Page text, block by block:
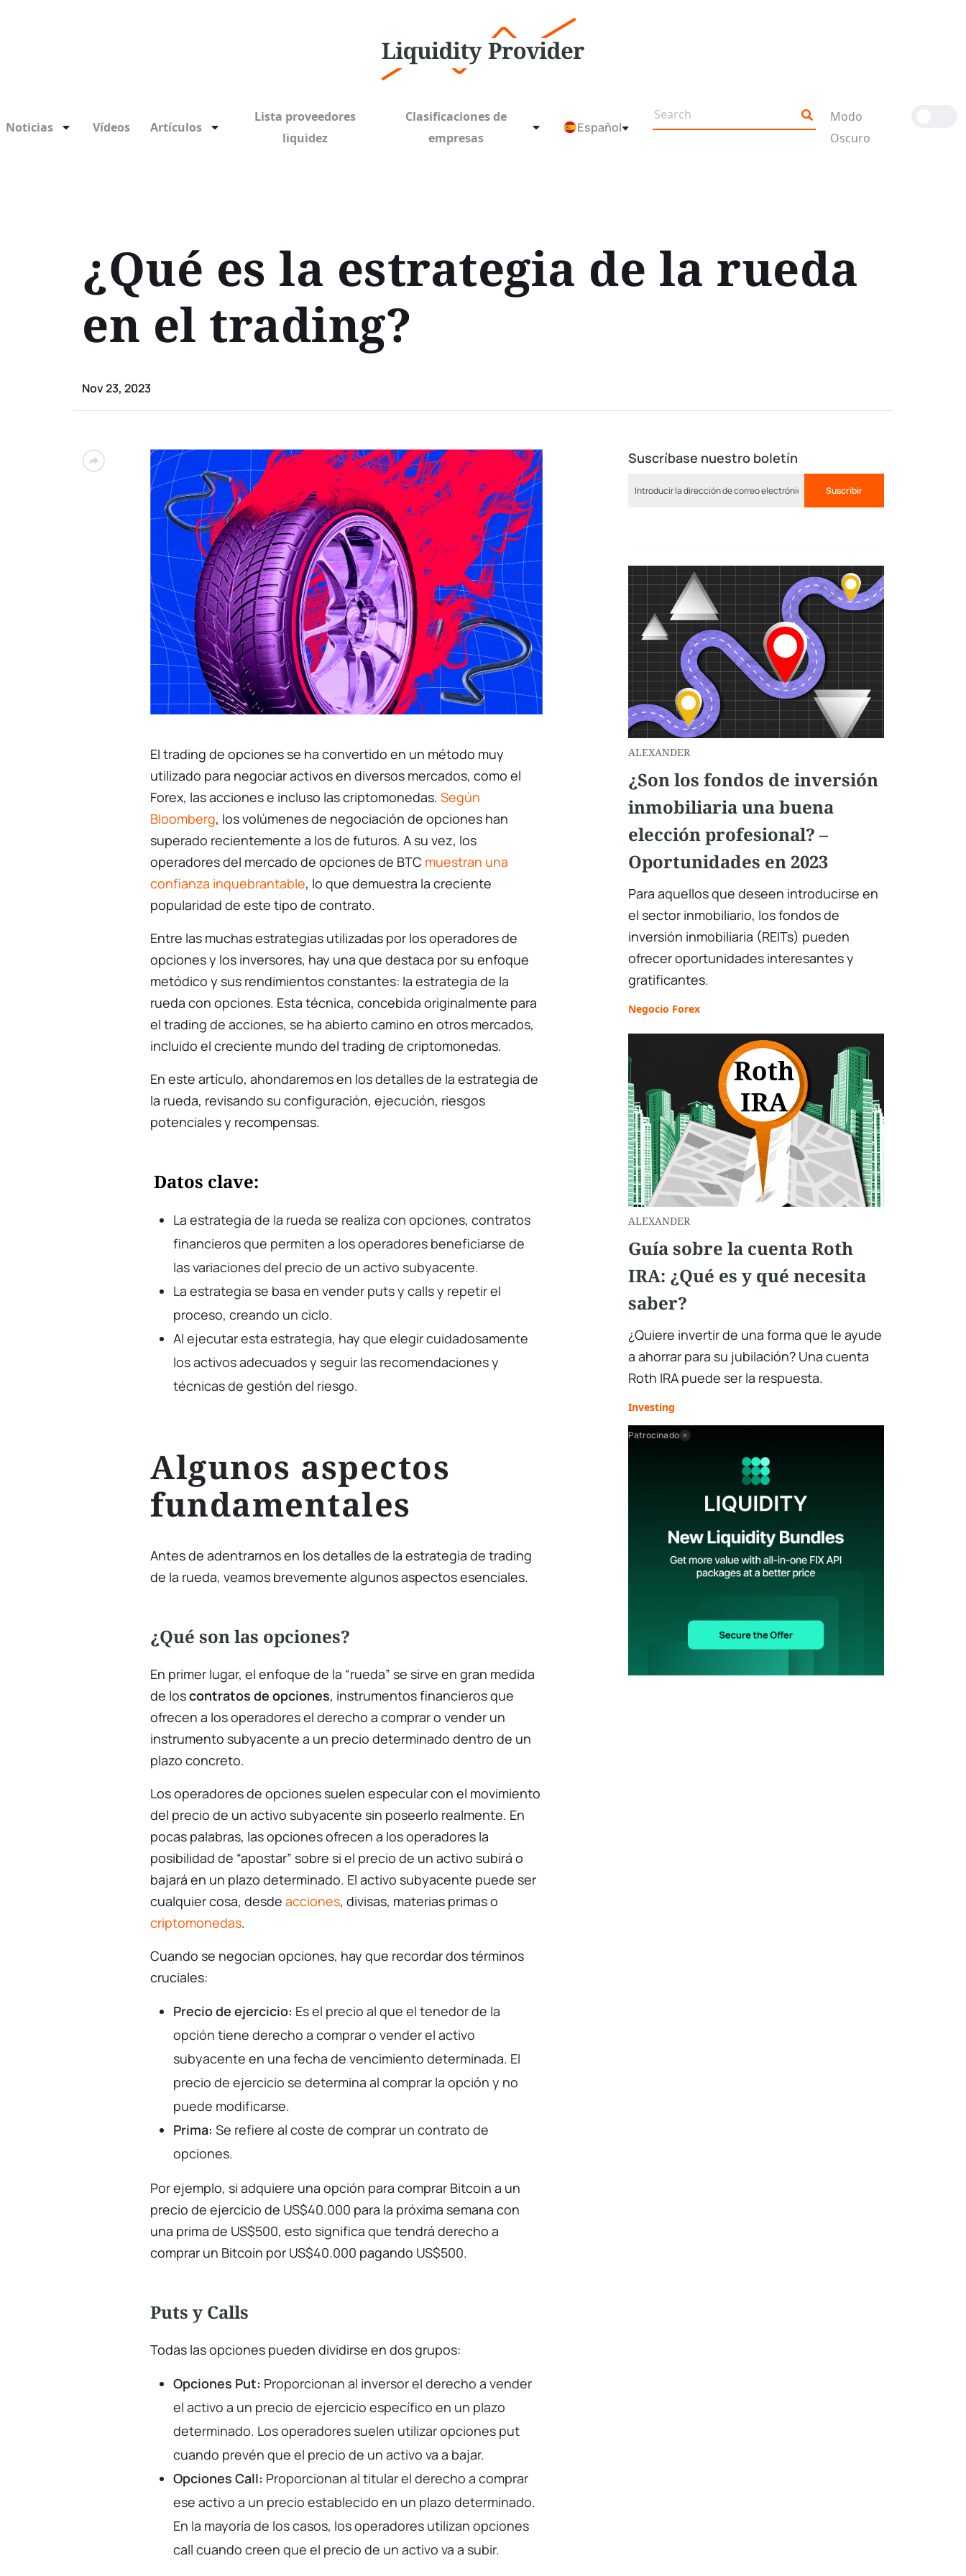
Noticias Vídeos Artículos
Lista proveedores
liquidez
Clasificaciones de
empresas
Español
Modo
Oscuro
¿Qué es la estrategia de la rueda
en el trading?
Nov 23, 2023
El trading de opciones se ha convertido en un método muy
utilizado para negociar activos en diversos mercados, como el
Forex, las acciones e incluso las criptomonedas. Según
Bloomberg, los volúmenes de negociación de opciones han
superado recientemente a los de futuros. A su vez, los
operadores del mercado de opciones de BTC muestran una
confianza inquebrantable, lo que demuestra la creciente
popularidad de este tipo de contrato.
Entre las muchas estrategias utilizadas por los operadores de
opciones y los inversores, hay una que destaca por su enfoque
metódico y sus rendimientos constantes: la estrategia de la
rueda con opciones. Esta técnica, concebida originalmente para
el trading de acciones, se ha abierto camino en otros mercados,
incluido el creciente mundo del trading de criptomonedas.
En este artículo, ahondaremos en los detalles de la estrategia de
la rueda, revisando su configuración, ejecución, riesgos
potenciales y recompensas.
Datos clave:
La estrategia de la rueda se realiza con opciones, contratos
financieros que permiten a los operadores beneficiarse de
las variaciones del precio de un activo subyacente.
La estrategia se basa en vender puts y calls y repetir el
proceso, creando un ciclo.
Al ejecutar esta estrategia, hay que elegir cuidadosamente
los activos adecuados y seguir las recomendaciones y
técnicas de gestión del riesgo.
Algunos aspectos
fundamentales
Antes de adentrarnos en los detalles de la estrategia de trading
de la rueda, veamos brevemente algunos aspectos esenciales.
¿Qué son las opciones?
En primer lugar, el enfoque de la “rueda” se sirve en gran medida
de loscontratos de opciones, instrumentos financieros que
ofrecen a los operadores el derecho a comprar o vender un
instrumento subyacente a un precio determinado dentro de un
plazo concreto.
Los operadores de opciones suelen especular con el movimiento
del precio de un activo subyacente sin poseerlo realmente. En
pocas palabras, las opciones ofrecen a los operadores la
posibilidad de “apostar” sobre si el precio de un activo subirá o
bajará en un plazo determinado. El activo subyacente puede ser
cualquier cosa, desde acciones, divisas, materias primas o
criptomonedas.
Cuando se negocian opciones, hay que recordar dos términos
cruciales:
Precio de ejercicio: Es el precio al que el tenedor de la
opción tiene derecho a comprar o vender el activo
subyacente en una fecha de vencimiento determinada. El
precio de ejercicio se determina al comprar la opción y no
puede modificarse.
Prima: Se refiere al coste de comprar un contrato de
opciones.
Por ejemplo, si adquiere una opción para comprar Bitcoin a un
precio de ejercicio de US$40.000 para la próxima semana con
una prima de US$500, esto significa que tendrá derecho a
comprar un Bitcoin por US$40.000 pagando US$500.
Puts y Calls
Todas las opciones pueden dividirse en dos grupos:
Opciones Put: Proporcionan al inversor el derecho a vender
el activo a un precio de ejercicio específico en un plazo
determinado. Los operadores suelen utilizar opciones put
cuando prevén que el precio de un activo va a bajar.
Opciones Call: Proporcionan al titular el derecho a comprar
ese activo a un precio establecido en un plazo determinado.
En la mayoría de los casos, los operadores utilizan opciones
call cuando creen que el precio de un activo va a subir.
Suscríbase nuestro boletín
Suscribir
ALEXANDER
¿Son los fondos de inversión
inmobiliaria una buena
elección profesional? –
Oportunidades en 2023
Para aquellos que deseen introducirse en
el sector inmobiliario, los fondos de
inversión inmobiliaria (REITs) pueden
ofrecer oportunidades interesantes y
gratificantes.
Negocio Forex
ALEXANDER
Guía sobre la cuenta Roth
IRA: ¿Qué es y qué necesita
saber?
¿Quiere invertir de una forma que le ayude
a ahorrar para su jubilación? Una cuenta
Roth IRA puede ser la respuesta.
Investing
Patrocinado